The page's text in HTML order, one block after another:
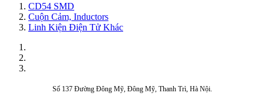
CD54 SMD
Cuộn Cảm, Inductors
Linh Kiện Điện Tử Khác
Số 137 Đường Đông Mỹ, Đông Mỹ, Thanh Trì, Hà Nội.